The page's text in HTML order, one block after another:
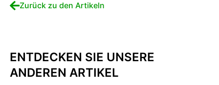
Zurück zu den Artikeln
ENTDECKEN SIE UNSERE
ANDEREN ARTIKEL